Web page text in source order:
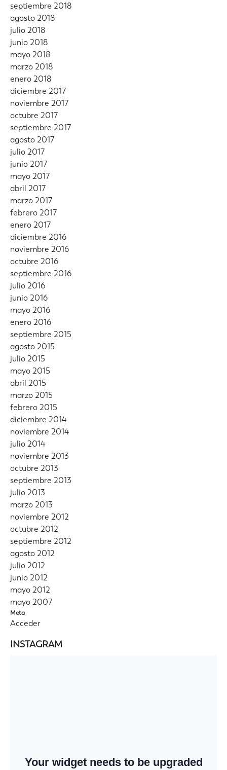
septiembre 2018
agosto 2018
julio 2018
junio 2018
mayo 2018
marzo 2018
enero 2018
diciembre 2017
noviembre 2017
octubre 2017
septiembre 2017
agosto 2017
julio 2017
junio 2017
mayo 2017
abril 2017
marzo 2017
febrero 2017
enero 2017
diciembre 2016
noviembre 2016
octubre 2016
septiembre 2016
julio 2016
junio 2016
mayo 2016
enero 2016
septiembre 2015
agosto 2015
julio 2015
mayo 2015
abril 2015
marzo 2015
febrero 2015
diciembre 2014
noviembre 2014
julio 2014
noviembre 2013
octubre 2013
septiembre 2013
julio 2013
marzo 2013
noviembre 2012
octubre 2012
septiembre 2012
agosto 2012
julio 2012
junio 2012
mayo 2012
mayo 2007
Meta
Acceder
INSTAGRAM